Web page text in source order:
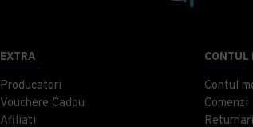
EXTRA
Producatori
Vouchere Cadou
Afiliati
CONTUL
Contul
Comenzi
Returnari